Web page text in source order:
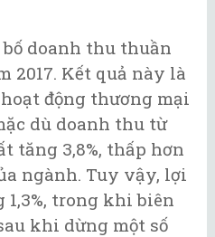
bố doanh thu thuần
2017. Kết quả này là
động thương mại
dù doanh thu từ
tăng 3,8%, thấp hơn
ngành. Tuy vậy, lợi
trong khi biên
khi dừng một số